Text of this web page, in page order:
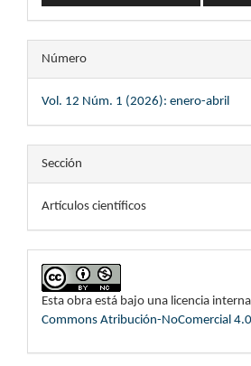
Número
Vol. 12 Núm. 1 (2026): enero-abril
Sección
Artículos científicos
Esta obra está bajo una licencia
Commons Atribución-NoComercial 4.0